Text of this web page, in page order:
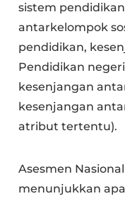
sistem
antarkelompok
pendidikan,
Pendidikan
kesenjangan
kesenjangan
atribut tertentu).
Asesmen
menunjukkan